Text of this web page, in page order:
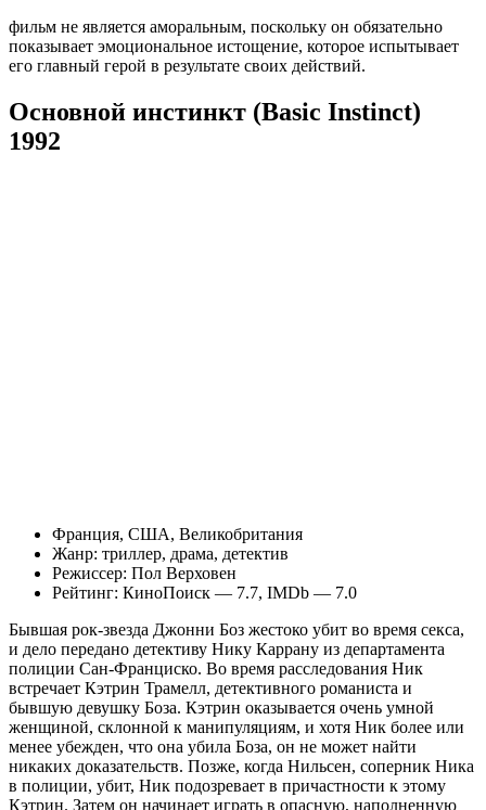
фильм не является аморальным, поскольку он обязательно
показывает эмоциональное истощение, которое испытывает
его главный герой в результате своих действий.
Основной инстинкт (Basic Instinct)
1992
Франция, США, Великобритания
Жанр: триллер, драма, детектив
Режиссер: Пол Верховен
Рейтинг: КиноПоиск — 7.7, IMDb — 7.0
Бывшая рок-звезда Джонни Боз жестоко убит во время секса,
и дело передано детективу Нику Каррану из департамента
полиции Сан-Франциско. Во время расследования Ник
встречает Кэтрин Трамелл, детективного романиста и
бывшую девушку Боза. Кэтрин оказывается очень умной
женщиной, склонной к манипуляциям, и хотя Ник более или
менее убежден, что она убила Боза, он не может найти
никаких доказательств. Позже, когда Нильсен, соперник Ника
в полиции, убит, Ник подозревает в причастности к этому
Кэтрин. Затем он начинает играть в опасную, наполненную